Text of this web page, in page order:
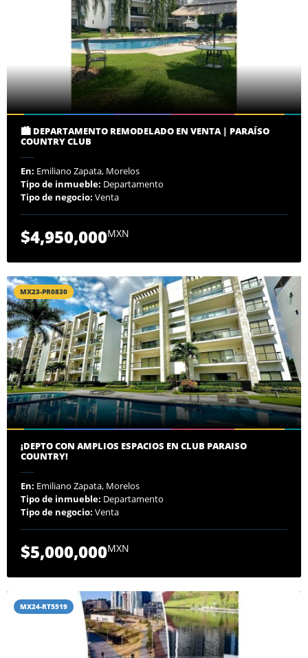
🏙️ DEPARTAMENTO REMODELADO EN VENTA | PARAÍSO
COUNTRY CLUB
En: Emiliano Zapata, Morelos
Tipo de inmueble: Departamento
Tipo de negocio: Venta
$4,950,000MXN
MX23-PR0830
¡DEPTO CON AMPLIOS ESPACIOS EN CLUB PARAISO
COUNTRY!
En: Emiliano Zapata, Morelos
Tipo de inmueble: Departamento
Tipo de negocio: Venta
$5,000,000MXN
MX24-RT5519